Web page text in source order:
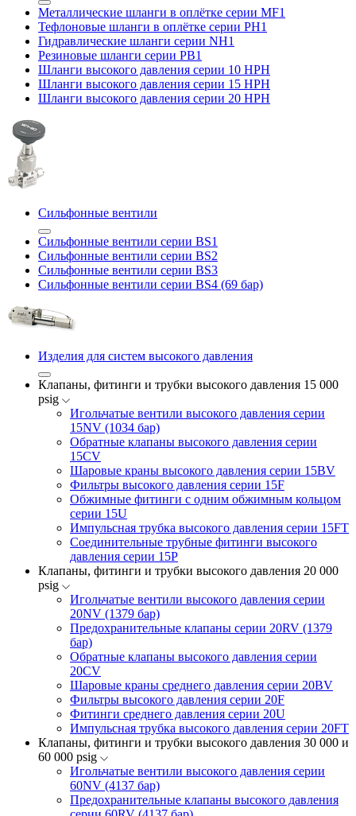
Металлические шланги в оплётке серии MF1
Тефлоновые шланги в оплётке серии PH1
Гидравлические шланги серии NH1
Резиновые шланги серии PB1
Шланги высокого давления серии 10 HPH
Шланги высокого давления серии 15 HPH
Шланги высокого давления серии 20 HPH
Сильфонные вентили
Сильфонные вентили серии BS1
Сильфонные вентили серии BS2
Сильфонные вентили серии BS3
Сильфонные вентили серии BS4 (69 бар)
Изделия для систем высокого давления
Клапаны, фитинги и трубки высокого давления 15 000
psig
Игольчатые вентили высокого давления серии
15NV (1034 бар)
Обратные клапаны высокого давления серии
15CV
Шаровые краны высокого давления серии 15BV
Фильтры высокого давления серии 15F
Обжимные фитинги с одним обжимным кольцом
серии 15U
Импульсная трубка высокого давления серии 15FT
Соединительные трубные фитинги высокого
давления серии 15P
Клапаны, фитинги и трубки высокого давления 20 000
psig
Игольчатые вентили высокого давления серии
20NV (1379 бар)
Предохранительные клапаны серии 20RV (1379
бар)
Обратные клапаны высокого давления серии
20CV
Шаровые краны среднего давления серии 20BV
Фильтры высокого давления серии 20F
Фитинги среднего давления серии 20U
Импульсная трубка высокого давления серии 20FT
Клапаны, фитинги и трубки высокого давления 30 000 и
60 000 psig
Игольчатые вентили высокого давления серии
60NV (4137 бар)
Предохранительные клапаны высокого давления